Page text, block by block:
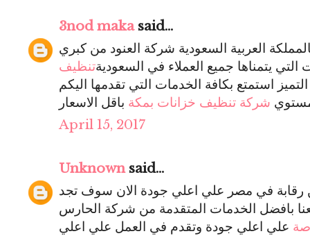
3nod makasaid...
العربية السعودية شركة العنود من كبري
يتمناها جميع العملاء في السعوديةتنظيف
استمتع بكافة الخدمات التي تقدمها اليكم
شركة تنظيف خزانات بمكة
April 15, 2017
Unknownsaid...
رقابة في مصر علي اعلي جودة الان سوف تجد
بافضل الخدمات المتقدمة من شركة الحارس
علي اعلي جودة وتقدم في العمل علي اعلي